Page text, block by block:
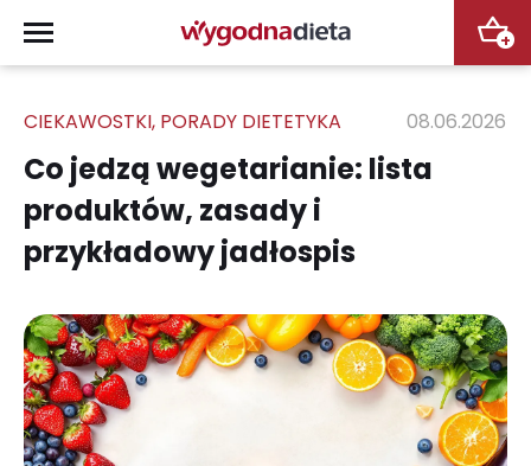
+
CIEKAWOSTKI, PORADY DIETETYKA 08.06.2026
Co jedzą wegetarianie: lista
produktów, zasady i
przykładowy jadłospis